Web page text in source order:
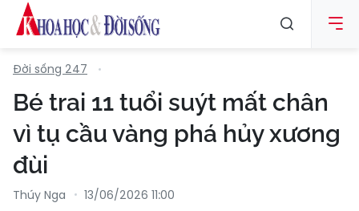
Đời sống 247
Bé trai 11 tuổi suýt mất chân
vì tụ cầu vàng phá hủy xương
đùi
Thúy Nga 13/06/2026 11:00